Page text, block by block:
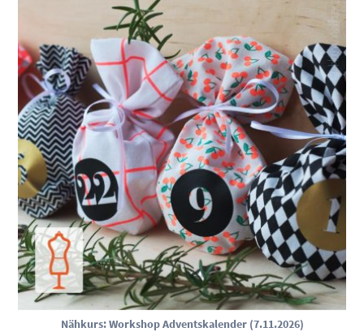
Nähkurs: Workshop Adventskalender (7.11.2026)